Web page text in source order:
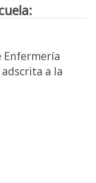
Enfermería
a la